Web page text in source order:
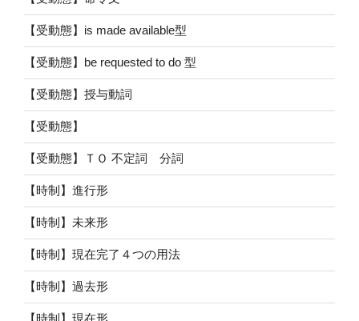
【受動態】is made available型
【受動態】be requested to do 型
【受動態】授与動詞
【受動態】
【受動態】ＴＯ 不定詞 分詞
【時制】進行形
【時制】未来形
【時制】現在完了４つの用法
【時制】過去形